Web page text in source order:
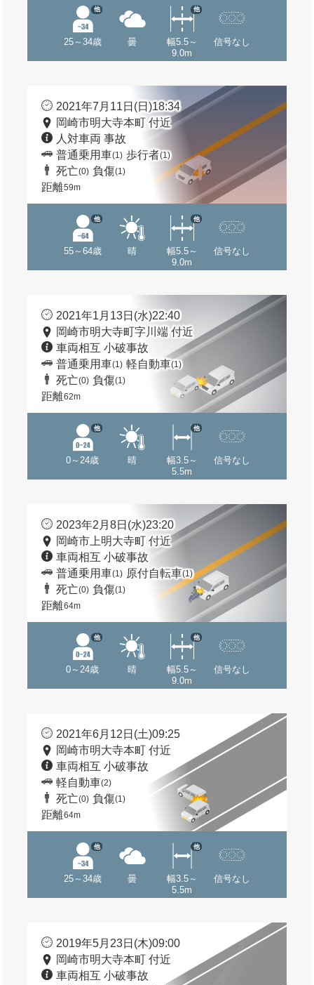
25～34歳
他
曇
幅5.5～
9.0m
他
信号なし
2021年7月11日(日)18:34
岡崎市明大寺本町 付近
人対車両 事故
普通乗用車(1) 歩行者(1)
死亡(0) 負傷(1)
距離59m
55～64歳
他
晴
幅5.5～
9.0m
他
信号なし
2021年1月13日(水)22:40
岡崎市明大寺町字川端 付近
車両相互 小破事故
普通乗用車(1) 軽自動車(1)
死亡(0) 負傷(1)
距離62m
0～24歳
他
晴
幅3.5～
5.5m
他
信号なし
2023年2月8日(水)23:20
岡崎市上明大寺町 付近
車両相互 小破事故
普通乗用車(1) 原付自転車(1)
死亡(0) 負傷(1)
距離64m
0～24歳
他
晴
幅5.5～
9.0m
他
信号なし
2021年6月12日(土)09:25
岡崎市明大寺本町 付近
車両相互 小破事故
軽自動車(2)
死亡(0) 負傷(1)
距離64m
25～34歳
他
曇
幅3.5～
5.5m
他
信号なし
2019年5月23日(木)09:00
岡崎市明大寺本町 付近
車両相互 小破事故